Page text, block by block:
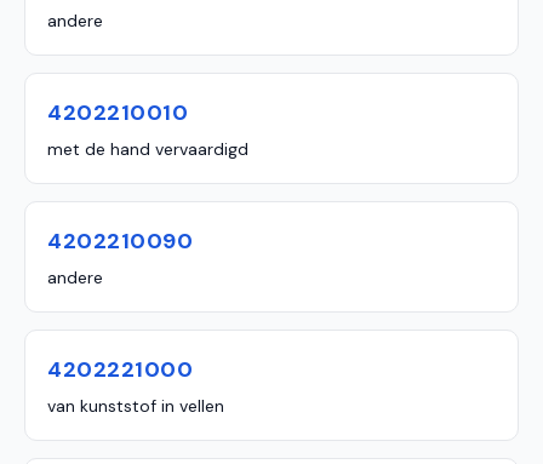
andere
4202210010
met de hand vervaardigd
4202210090
andere
4202221000
van kunststof in vellen